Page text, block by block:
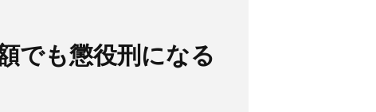
でも懲役刑になる